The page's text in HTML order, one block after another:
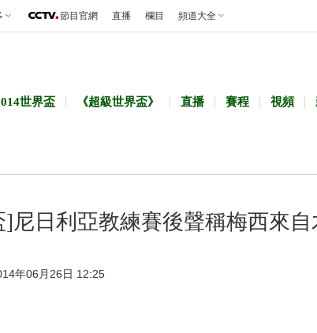
節目官網 直播 欄目 頻道大全
世界盃 《超級世界盃》 直播 賽程 視頻
]尼日利亞教練賽後聲稱梅西來自
年06月26日 12:25